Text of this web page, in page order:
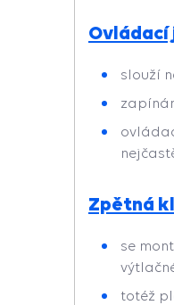
slouží
Zpětná
se
totéž